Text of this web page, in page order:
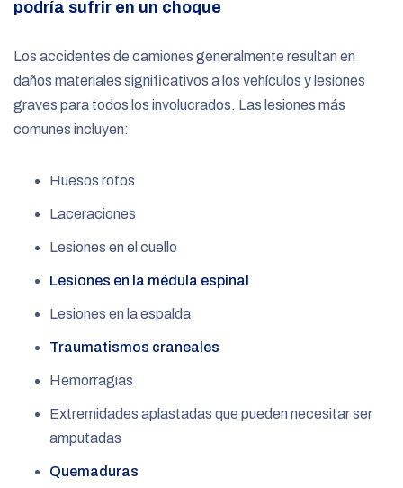
podría sufrir en un choque
Los accidentes de camiones generalmente resultan en
daños materiales significativos a los vehículos y lesiones
graves para todos los involucrados. Las lesiones más
comunes incluyen:
Huesos rotos
Laceraciones
Lesiones en el cuello
Lesiones en la médula espinal
Lesiones en la espalda
Traumatismos craneales
Hemorragias
Extremidades aplastadas que pueden necesitar ser
amputadas
Quemaduras